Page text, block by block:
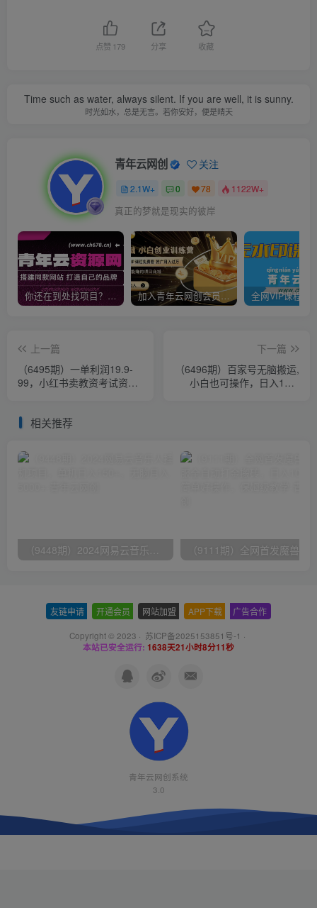
点赞 179 分享 收藏
Time such as water, always silent. If you are well, it is sunny.
时光如水，总是无言。若你安好，便是晴天
青年云网创 关注
2.1W+ 0 78 1122W+
真正的梦就是现实的彼岸
你还在到处找项目？还在当韭菜？我靠卖项目一个月收入5万+，曾经我也是个失败者。 加入青年云网创会员，全站资源免费学习。加入高级合伙人，推广日入1000+
上一篇
（6495期）一单利润19.9-
99，小红书卖教资考试资
下一篇
（6496期）百家号无脑搬运,
小白也可操作，日入100-
相关推荐
友链申请 开通会员 网站加盟 APP下载 广告合作
Copyright © 2023 · 苏ICP备2025153851号-1 ·
本站已安全运行: 1638天21小时8分12秒
青年云网创系统
3.0